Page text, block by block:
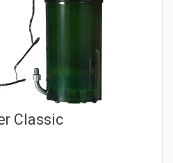
Classic